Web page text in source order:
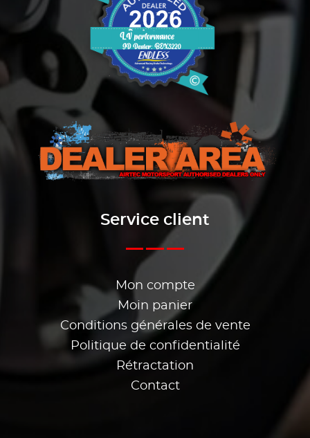
Service client
Mon compte
Moin panier
Conditions générales de vente
Politique de confidentialité
Rétractation
Contact